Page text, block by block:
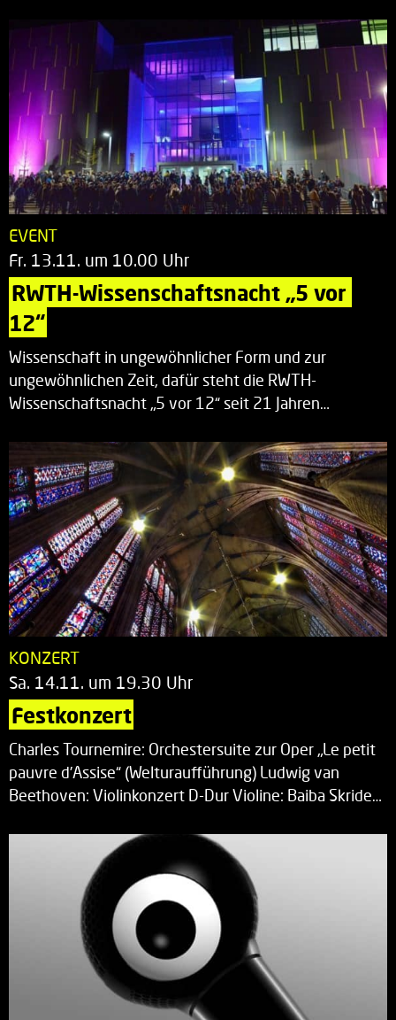
EVENT
Fr. 13.11. um 10.00 Uhr
RWTH-Wissenschaftsnacht „5 vor
12“
Wissenschaft in ungewöhnlicher Form und zur
ungewöhnlichen Zeit, dafür steht die RWTH-
Wissenschaftsnacht „5 vor 12“ seit 21 Jahren…
KONZERT
Sa. 14.11. um 19.30 Uhr
Festkonzert
Charles Tournemire: Orchestersuite zur Oper „Le petit
pauvre d’Assise“ (Welturaufführung) Ludwig van
Beethoven: Violinkonzert D-Dur Violine: Baiba Skride…